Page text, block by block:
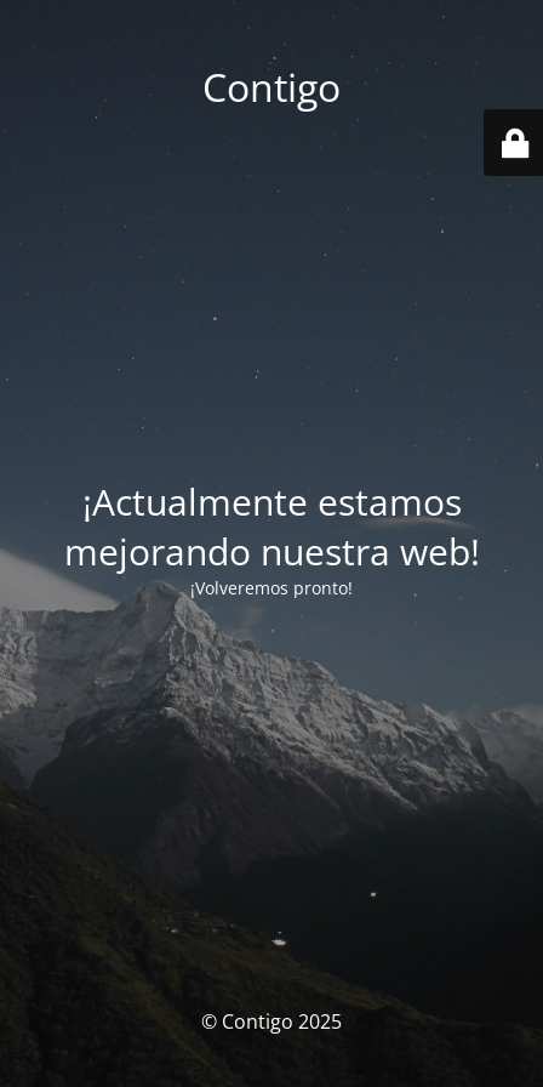
Contigo
¡Actualmente estamos
mejorando nuestra web!
¡Volveremos pronto!
© Contigo 2025